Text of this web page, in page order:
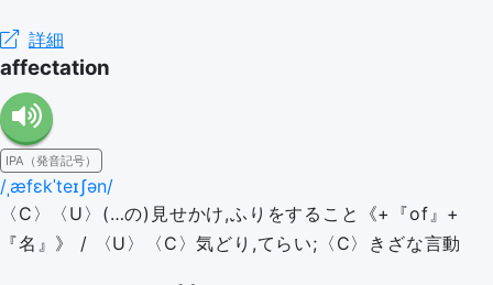
詳細
affectation
IPA（発音記号）
/ˌæfɛkˈteɪʃən/
〈C〉〈U〉(…の)見せかけ,ふりをすること《+『of』+
『名』》 / 〈U〉〈C〉気どり,てらい;〈C〉きざな言動